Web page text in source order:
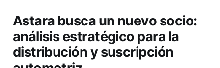
Astara busca un nuevo socio:
análisis estratégico para la
distribución y suscripción